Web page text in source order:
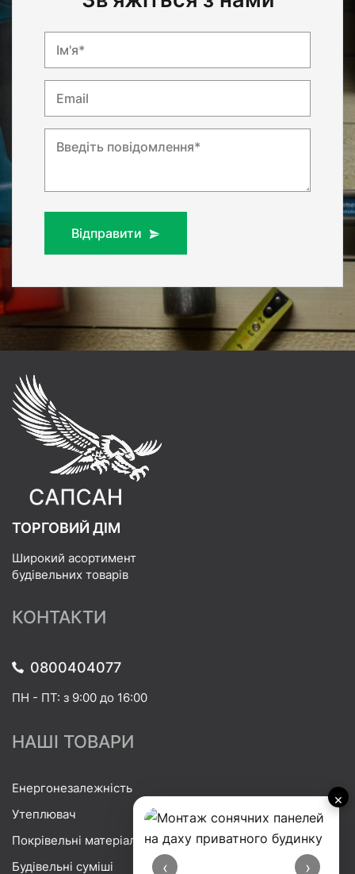
×
‹ ›
Ім'я*
Email
Введіть повідомлення*
Відправити
ТОРГОВИЙ ДІМ
Широкий асортимент
будівельних товарів
КОНТАКТИ
0800404077
ПН - ПТ: з 9:00 до 16:00
НАШІ ТОВАРИ
Енергонезалежність
Утеплювач
Покрівельні матеріали
Будівельні суміші